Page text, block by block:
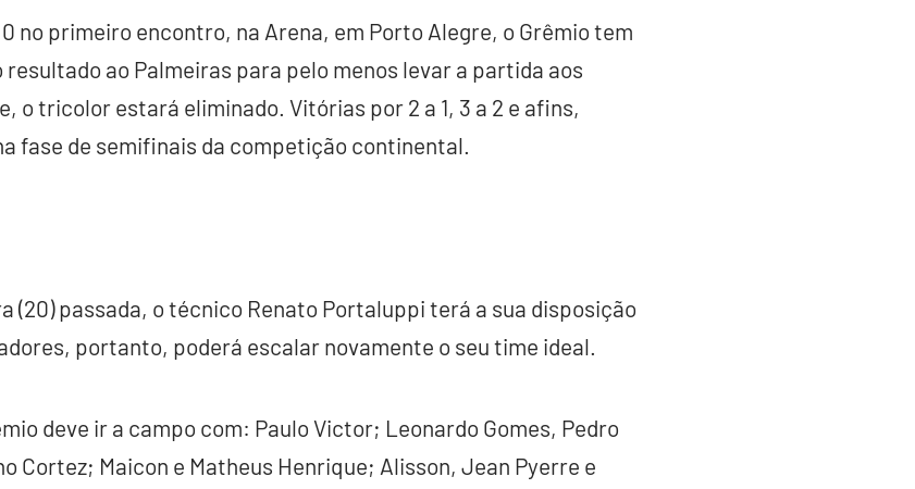
no primeiro encontro, na Arena, em Porto Alegre, o Grêmio tem
ao Palmeiras para pelo menos levar a partida aos
o tricolor estará eliminado. Vitórias por 2 a 1, 3 a 2 e afins,
fase de semifinais da competição continental.
(20) passada, o técnico Renato Portaluppi terá a sua disposição
portanto, poderá escalar novamente o seu time ideal.
deve ir a campo com: Paulo Victor; Leonardo Gomes, Pedro
Cortez; Maicon e Matheus Henrique; Alisson, Jean Pyerre e